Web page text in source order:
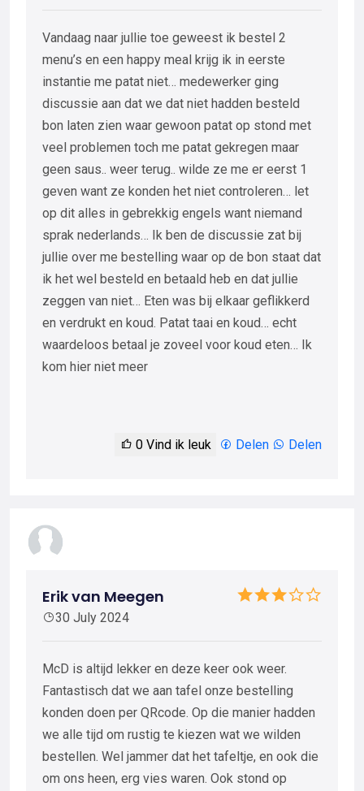
Vandaag naar jullie toe geweest ik bestel 2
menu’s en een happy meal krijg ik in eerste
instantie me patat niet… medewerker ging
discussie aan dat we dat niet hadden besteld
bon laten zien waar gewoon patat op stond met
veel problemen toch me patat gekregen maar
geen saus.. weer terug.. wilde ze me er eerst 1
geven want ze konden het niet controleren… let
op dit alles in gebrekkig engels want niemand
sprak nederlands… Ik ben de discussie zat bij
jullie over me bestelling waar op de bon staat dat
ik het wel besteld en betaald heb en dat jullie
zeggen van niet… Eten was bij elkaar geflikkerd
en verdrukt en koud. Patat taai en koud… echt
waardeloos betaal je zoveel voor koud eten… Ik
kom hier niet meer
0 Vind ik leuk Delen Delen
Erik van Meegen
30 July 2024
McD is altijd lekker en deze keer ook weer.
Fantastisch dat we aan tafel onze bestelling
konden doen per QRcode. Op die manier hadden
we alle tijd om rustig te kiezen wat we wilden
bestellen. Wel jammer dat het tafeltje, en ook die
om ons heen, erg vies waren. Ook stond op